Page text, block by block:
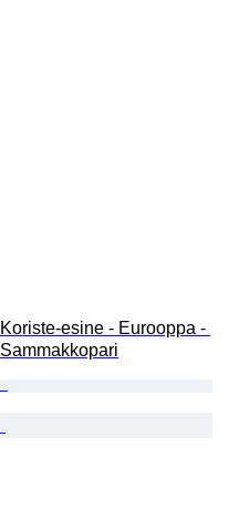
Koriste-esine - Eurooppa -
Sammakkopari